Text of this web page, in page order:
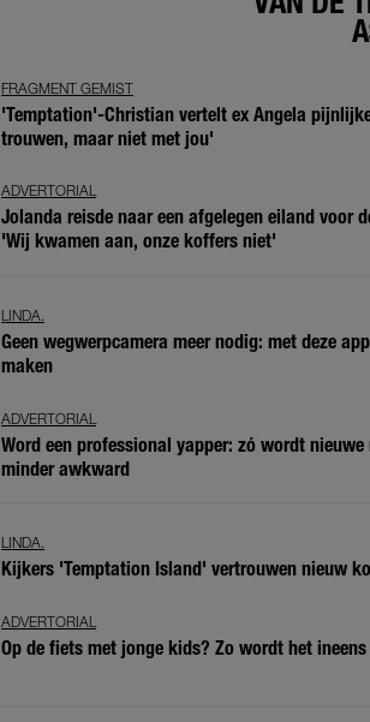
FRAGMENT GEMIST
'Temptation'-Christian vertelt ex Angela
trouwen, maar niet met jou'
ADVERTORIAL
Jolanda reisde naar een afgelegen eiland voor
'Wij kwamen aan, onze koffers niet'
LINDA.
Geen wegwerpcamera meer nodig: met deze
maken
ADVERTORIAL
Word een professional yapper: zó wordt nieuwe
minder awkward
LINDA.
Kijkers 'Temptation Island' vertrouwen nieuw
ADVERTORIAL
Op de fiets met jonge kids? Zo wordt het